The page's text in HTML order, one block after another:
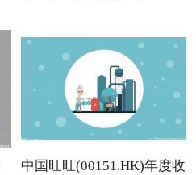
中国旺旺(00151.HK)年度收